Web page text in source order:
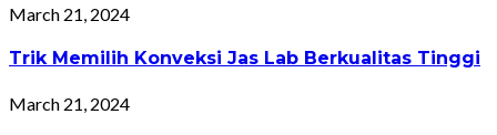
March 21, 2024
Trik Memilih Konveksi Jas Lab Berkualitas Tinggi
March 21, 2024